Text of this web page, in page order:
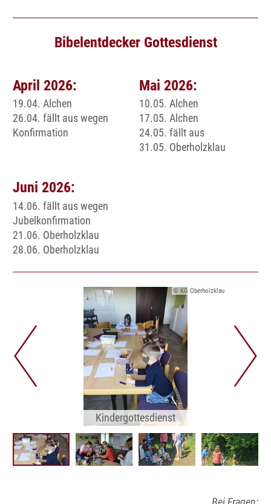
Bibelentdecker Gottesdienst
April 2026:
19.04. Alchen
26.04. fällt aus wegen
Konfirmation
Mai 2026:
10.05. Alchen
17.05. Alchen
24.05. fällt aus
31.05. Oberholzklau
Juni 2026:
14.06. fällt aus wegen
Jubelkonfirmation
21.06. Oberholzklau
28.06. Oberholzklau
Kindergottesdienst
© KG Oberholzklau